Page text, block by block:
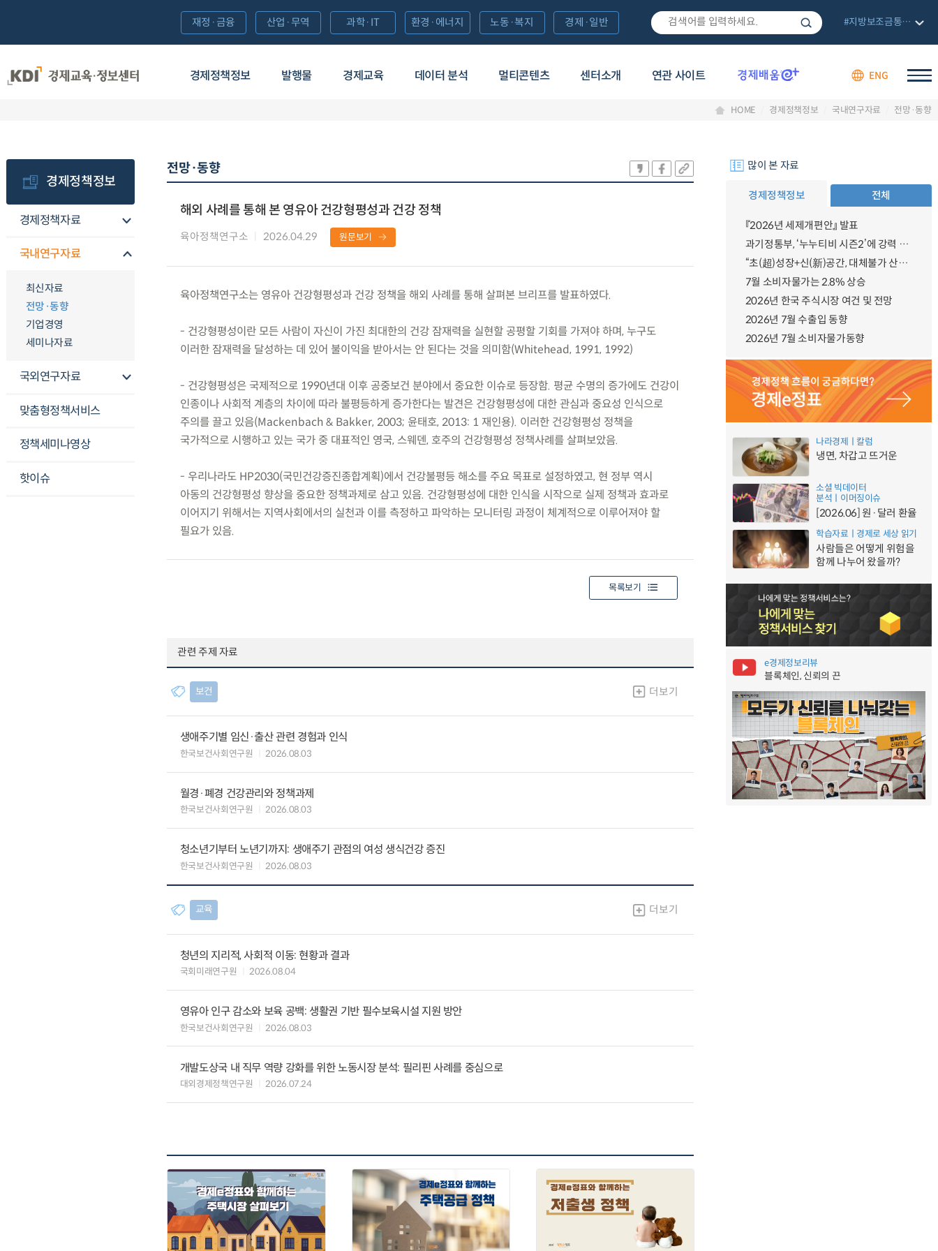
경제정책정보 발행물 경제교육 데이터 분석 멀티콘텐츠 센터소개 연관 사이트 ENG
재정·금융 산업·무역 과학·IT 환경·에너지 노동·복지 경제·일반 #지방보조금통합관리망
HOME 경제정책정보 국내연구자료 전망·동향
경제정책정보
경제정책자료
국내연구자료
최신자료
전망·동향
기업경영
세미나자료
국외연구자료
맞춤형정책서비스
정책세미나영상
핫이슈
전망·동향
해외 사례를 통해 본 영유아 건강형평성과 건강 정책
육아정책연구소 2026.04.29 원문보기
육아정책연구소는 영유아 건강형평성과 건강 정책을 해외 사례를 통해 살펴본 브리프를 발표하였다.
- 건강형평성이란 모든 사람이 자신이 가진 최대한의 건강 잠재력을 실현할 공평할 기회를 가져야 하며, 누구도
이러한 잠재력을 달성하는 데 있어 불이익을 받아서는 안 된다는 것을 의미함(Whitehead, 1991, 1992)
- 건강형평성은 국제적으로 1990년대 이후 공중보건 분야에서 중요한 이슈로 등장함. 평균 수명의 증가에도 건강이
인종이나 사회적 계층의 차이에 따라 불평등하게 증가한다는 발견은 건강형평성에 대한 관심과 중요성 인식으로
주의를 끌고 있음(Mackenbach & Bakker, 2003; 윤태호, 2013: 1 재인용). 이러한 건강형평성 정책을
국가적으로 시행하고 있는 국가 중 대표적인 영국, 스웨덴, 호주의 건강형평성 정책사례를 살펴보았음.
- 우리나라도 HP2030(국민건강증진종합계획)에서 건강불평등 해소를 주요 목표로 설정하였고, 현 정부 역시
아동의 건강형평성 향상을 중요한 정책과제로 삼고 있음. 건강형평성에 대한 인식을 시작으로 실제 정책과 효과로
이어지기 위해서는 지역사회에서의 실천과 이를 측정하고 파악하는 모니터링 과정이 체계적으로 이루어져야 할
필요가 있음.
목록보기
관련 주제 자료
보건 더보기
생애주기별 임신·출산 관련 경험과 인식
한국보건사회연구원 2026.08.03
월경·폐경 건강관리와 정책과제
한국보건사회연구원 2026.08.03
청소년기부터 노년기까지: 생애주기 관점의 여성 생식건강 증진
한국보건사회연구원 2026.08.03
교육 더보기
청년의 지리적, 사회적 이동: 현황과 결과
국회미래연구원 2026.08.04
영유아 인구 감소와 보육 공백: 생활권 기반 필수보육시설 지원 방안
한국보건사회연구원 2026.08.03
개발도상국 내 직무 역량 강화를 위한 노동시장 분석: 필리핀 사례를 중심으로
대외경제정책연구원 2026.07.24
많이 본 자료
경제정책정보 전체
『2026년 세제개편안』 발표
과기정통부, ‘누누티비 시즌2’에 강력 대응 의지 밝혀
“초(超)성장+신(新)공간, 대체불가 산업강국”
7월 소비자물가는 2.8% 상승
2026년 한국 주식시장 여건 및 전망
2026년 7월 수출입 동향
2026년 7월 소비자물가동향
나라경제ㅣ칼럼
냉면, 차갑고 뜨거운
소셜 빅데이터
분석ㅣ이머징이슈
[2026.06] 원·달러 환율
학습자료ㅣ경제로 세상 읽기
사람들은 어떻게 위험을
함께 나누어 왔을까?
e경제정보리뷰
블록체인, 신뢰의 끈